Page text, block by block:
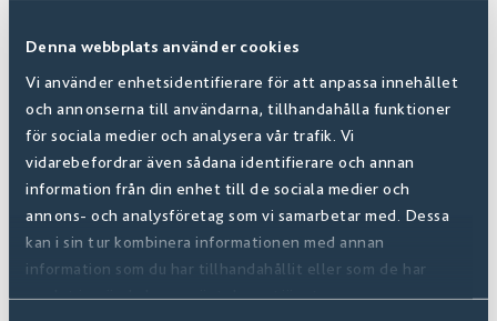
Denna webbplats använder cookies
Vi använder enhetsidentifierare för att anpassa innehållet
och annonserna till användarna, tillhandahålla funktioner
för sociala medier och analysera vår trafik. Vi
vidarebefordrar även sådana identifierare och annan
information från din enhet till de sociala medier och
annons- och analysföretag som vi samarbetar med. Dessa
kan i sin tur kombinera informationen med annan
information som du har tillhandahållit eller som de har
samlat in när du har använt deras tjänster.
FAQ | Vanlige spørsmål